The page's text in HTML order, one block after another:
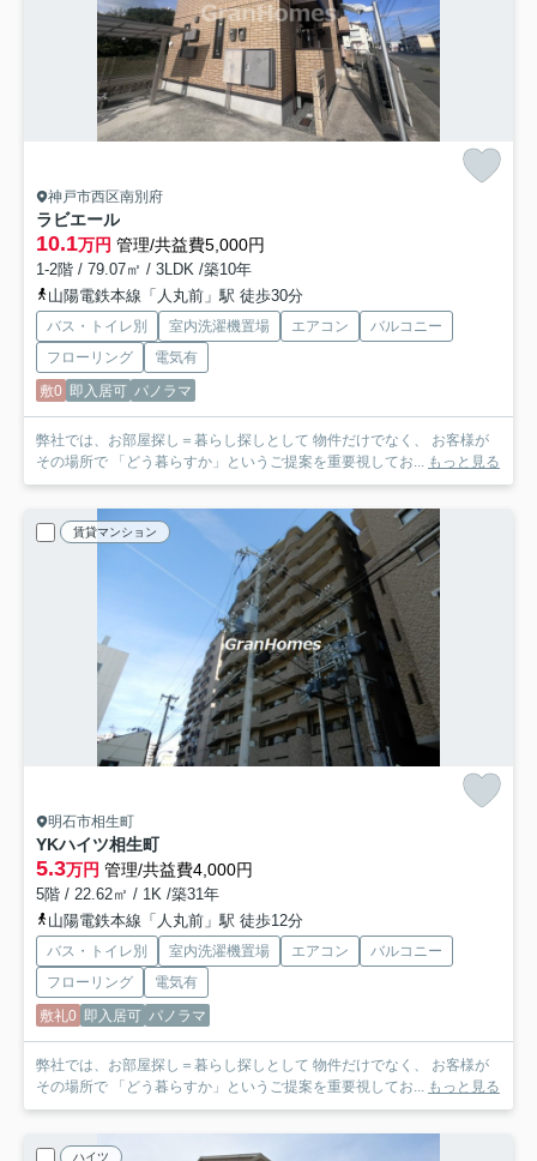
神戸市西区南別府
ラビエール
10.1万円 管理/共益費5,000円
1-2階 / 79.07㎡ / 3LDK /築10年
山陽電鉄本線「人丸前」駅 徒歩30分
バス・トイレ別 室内洗濯機置場 エアコン
バルコニー
フローリング
電気有
敷0 即入居可 パノラマ
弊社では、お部屋探し＝暮らし探しとして 物件だけでなく、 お客様が
その場所で 「どう暮らすか」というご提案を重要視してお... もっと見る
賃貸マンション
明石市相生町
YKハイツ相生町
5.3万円 管理/共益費4,000円
5階 / 22.62㎡ / 1K /築31年
山陽電鉄本線「人丸前」駅 徒歩12分
バス・トイレ別 室内洗濯機置場 エアコン
バルコニー
フローリング
電気有
敷礼0 即入居可 パノラマ
弊社では、お部屋探し＝暮らし探しとして 物件だけでなく、 お客様が
その場所で 「どう暮らすか」というご提案を重要視してお... もっと見る
ハイツ